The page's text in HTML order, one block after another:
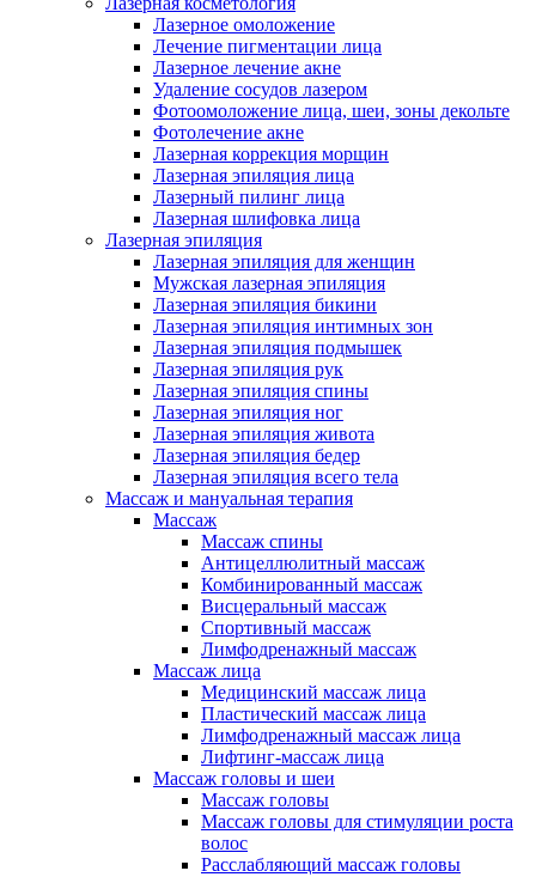
Лазерное омоложение
Лечение пигментации лица
Лазерное лечение акне
Удаление сосудов лазером
Фотоомоложение лица, шеи, зоны декольте
Фотолечение акне
Лазерная коррекция морщин
Лазерная эпиляция лица
Лазерный пилинг лица
Лазерная шлифовка лица
Лазерная эпиляция
Лазерная эпиляция для женщин
Мужская лазерная эпиляция
Лазерная эпиляция бикини
Лазерная эпиляция интимных зон
Лазерная эпиляция подмышек
Лазерная эпиляция рук
Лазерная эпиляция спины
Лазерная эпиляция ног
Лазерная эпиляция живота
Лазерная эпиляция бедер
Лазерная эпиляция всего тела
Массаж и мануальная терапия
Массаж
Массаж спины
Антицеллюлитный массаж
Комбинированный массаж
Висцеральный массаж
Спортивный массаж
Лимфодренажный массаж
Массаж лица
Медицинский массаж лица
Пластический массаж лица
Лимфодренажный массаж лица
Лифтинг-массаж лица
Массаж головы и шеи
Массаж головы
Массаж головы для стимуляции роста
волос
Расслабляющий массаж головы